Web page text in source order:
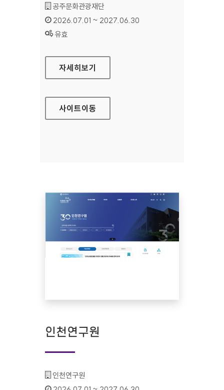
기관명 :
공주문화관광재단
인증기간 :
2026.07.01 ~ 2027.06.30
상태 :
유효
백제문화전당
자세히보기
사이트이동
인천연구원
기관명 :
인천연구원